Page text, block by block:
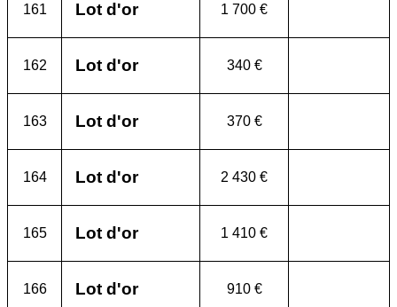
161 Lot d'or 1 700 €
162 Lot d'or 340 €
163 Lot d'or 370 €
164 Lot d'or 2 430 €
165 Lot d'or 1 410 €
166 Lot d'or 910 €